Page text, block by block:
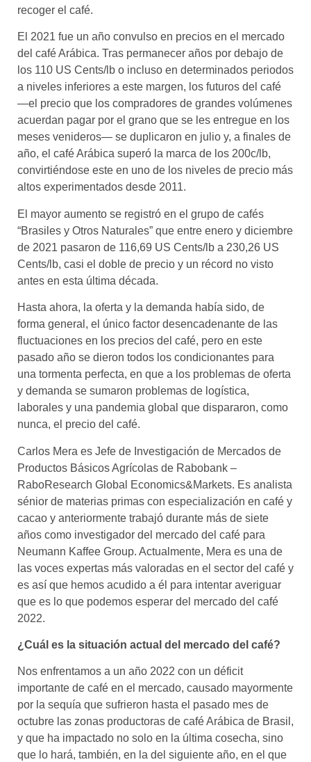
recoger el café.
El 2021 fue un año convulso en precios en el mercado
del café Arábica. Tras permanecer años por debajo de
los 110 US Cents/lb o incluso en determinados periodos
a niveles inferiores a este margen, los futuros del café
—el precio que los compradores de grandes volúmenes
acuerdan pagar por el grano que se les entregue en los
meses venideros— se duplicaron en julio y, a finales de
año, el café Arábica superó la marca de los 200c/lb,
convirtiéndose este en uno de los niveles de precio más
altos experimentados desde 2011.
El mayor aumento se registró en el grupo de cafés
“Brasiles y Otros Naturales” que entre enero y diciembre
de 2021 pasaron de 116,69 US Cents/lb a 230,26 US
Cents/lb, casi el doble de precio y un récord no visto
antes en esta última década.
Hasta ahora, la oferta y la demanda había sido, de
forma general, el único factor desencadenante de las
fluctuaciones en los precios del café, pero en este
pasado año se dieron todos los condicionantes para
una tormenta perfecta, en que a los problemas de oferta
y demanda se sumaron problemas de logística,
laborales y una pandemia global que dispararon, como
nunca, el precio del café.
Carlos Mera es Jefe de Investigación de Mercados de
Productos Básicos Agrícolas de Rabobank –
RaboResearch Global Economics&Markets. Es analista
sénior de materias primas con especialización en café y
cacao y anteriormente trabajó durante más de siete
años como investigador del mercado del café para
Neumann Kaffee Group. Actualmente, Mera es una de
las voces expertas más valoradas en el sector del café y
es así que hemos acudido a él para intentar averiguar
que es lo que podemos esperar del mercado del café
2022.
¿Cuál es la situación actual del mercado del café?
Nos enfrentamos a un año 2022 con un déficit
importante de café en el mercado, causado mayormente
por la sequía que sufrieron hasta el pasado mes de
octubre las zonas productoras de café Arábica de Brasil,
y que ha impactado no solo en la última cosecha, sino
que lo hará, también, en la del siguiente año, en el que